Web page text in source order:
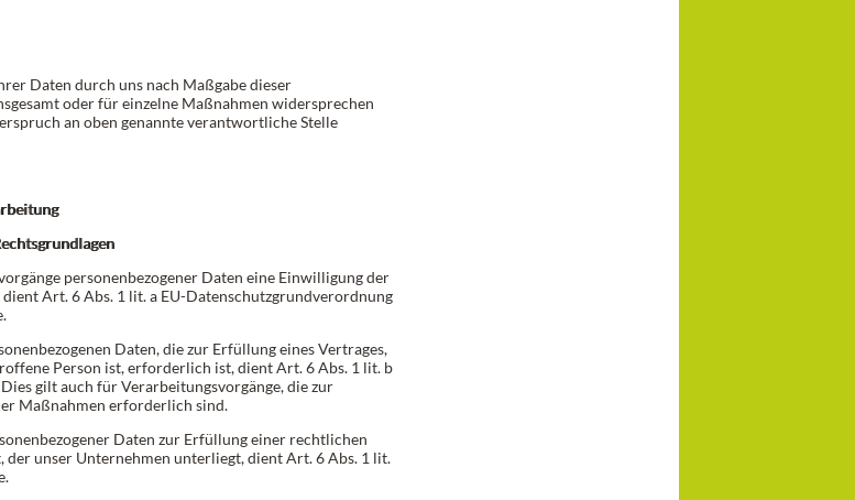
Daten durch uns nach Maßgabe dieser
oder für einzelne Maßnahmen widersprechen
an oben genannte verantwortliche Stelle
personenbezogener Daten eine Einwilligung der
Art. 6 Abs. 1 lit. a EU-Datenschutzgrundverordnung
Daten, die zur Erfüllung eines Vertrages,
Person ist, erforderlich ist, dient Art. 6 Abs. 1 lit. b
gilt auch für Verarbeitungsvorgänge, die zur
Maßnahmen erforderlich sind.
Daten zur Erfüllung einer rechtlichen
unser Unternehmen unterliegt, dient Art. 6 Abs. 1 lit.